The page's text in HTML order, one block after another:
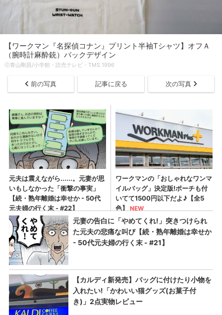
【ワークマン『名探偵コナン』プリント半袖Tシャツ】オフＡ
（腕時計麻酔銃）バックデザイン
ⓒ青山剛昌/小学館・読売テレビ・TMS 1996
前の写真 記事に戻る 次の写真